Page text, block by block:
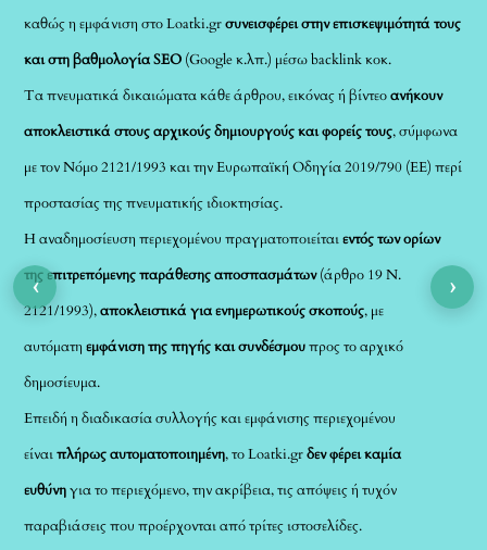
καθώς η εμφάνιση στο Loatki.grσυνεισφέρει στην επισκεψιμότητά τους
και στη βαθμολογία SEO (Google κ.λπ.) μέσω backlink κοκ.
Τα πνευματικά δικαιώματα κάθε άρθρου, εικόνας ή βίντεοανήκουν
αποκλειστικά στους αρχικούς δημιουργούς και φορείς τους, σύμφωνα
με τον Νόμο 2121/1993 και την Ευρωπαϊκή Οδηγία 2019/790 (ΕΕ) περί
προστασίας της πνευματικής ιδιοκτησίας.
Η αναδημοσίευση περιεχομένου πραγματοποιείταιεντός των ορίων
της επιτρεπόμενης παράθεσης αποσπασμάτων(άρθρο 19 Ν.
2121/1993),αποκλειστικά για ενημερωτικούς σκοπούς, με
αυτόματηεμφάνιση της πηγής και συνδέσμουπρος το αρχικό
δημοσίευμα.
Επειδή η διαδικασία συλλογής και εμφάνισης περιεχομένου
είναιπλήρως αυτοματοποιημένη, το Loatki.grδεν φέρει καμία
ευθύνηγια το περιεχόμενο, την ακρίβεια, τις απόψεις ή τυχόν
παραβιάσεις που προέρχονται από τρίτες ιστοσελίδες.
‹ ›